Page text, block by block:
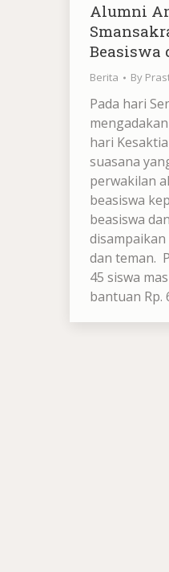
Alumni
Beasiswa
Berita By
Pada hari
hari
suasana
perwakilan
beasiswa
beasiswa
dan teman.
45 siswa
bantuan Rp.